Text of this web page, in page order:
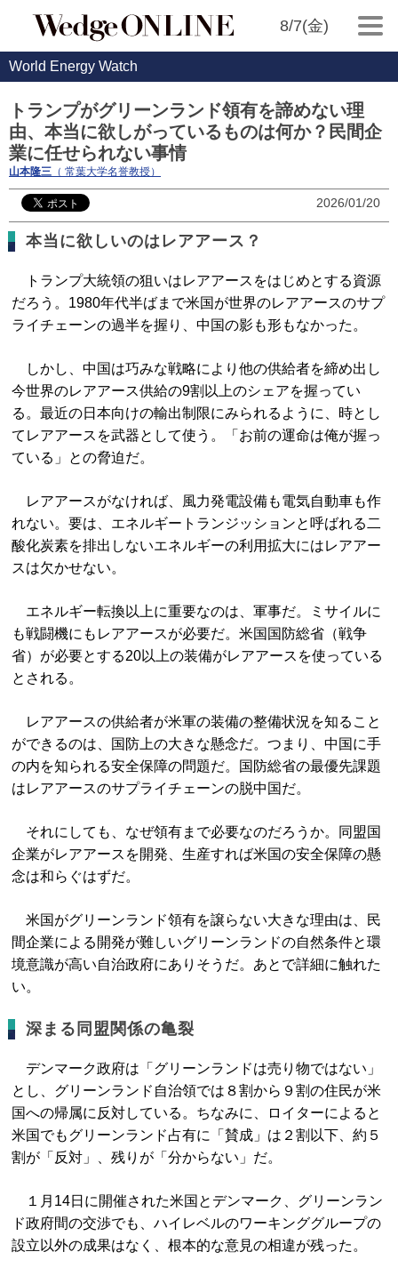
8/7(金)
World Energy Watch
トランプがグリーンランド領有を諦めない理
由、本当に欲しがっているものは何か？民間企
業に任せられない事情
山本隆三 （ 常葉大学名誉教授）
2026/01/20
本当に欲しいのはレアアース？
トランプ大統領の狙いはレアアースをはじめとする資源
だろう。1980年代半ばまで米国が世界のレアアースのサプ
ライチェーンの過半を握り、中国の影も形もなかった。
しかし、中国は巧みな戦略により他の供給者を締め出し
今世界のレアアース供給の9割以上のシェアを握ってい
る。最近の日本向けの輸出制限にみられるように、時とし
てレアアースを武器として使う。「お前の運命は俺が握っ
ている」との脅迫だ。
レアアースがなければ、風力発電設備も電気自動車も作
れない。要は、エネルギートランジッションと呼ばれる二
酸化炭素を排出しないエネルギーの利用拡大にはレアアー
スは欠かせない。
エネルギー転換以上に重要なのは、軍事だ。ミサイルに
も戦闘機にもレアアースが必要だ。米国国防総省（戦争
省）が必要とする20以上の装備がレアアースを使っている
とされる。
レアアースの供給者が米軍の装備の整備状況を知ること
ができるのは、国防上の大きな懸念だ。つまり、中国に手
の内を知られる安全保障の問題だ。国防総省の最優先課題
はレアアースのサプライチェーンの脱中国だ。
それにしても、なぜ領有まで必要なのだろうか。同盟国
企業がレアアースを開発、生産すれば米国の安全保障の懸
念は和らぐはずだ。
米国がグリーンランド領有を譲らない大きな理由は、民
間企業による開発が難しいグリーンランドの自然条件と環
境意識が高い自治政府にありそうだ。あとで詳細に触れた
い。
深まる同盟関係の亀裂
デンマーク政府は「グリーンランドは売り物ではない」
とし、グリーンランド自治領では８割から９割の住民が米
国への帰属に反対している。ちなみに、ロイターによると
米国でもグリーンランド占有に「賛成」は２割以下、約５
割が「反対」、残りが「分からない」だ。
１月14日に開催された米国とデンマーク、グリーンラン
ド政府間の交渉でも、ハイレベルのワーキンググループの
設立以外の成果はなく、根本的な意見の相違が残った。